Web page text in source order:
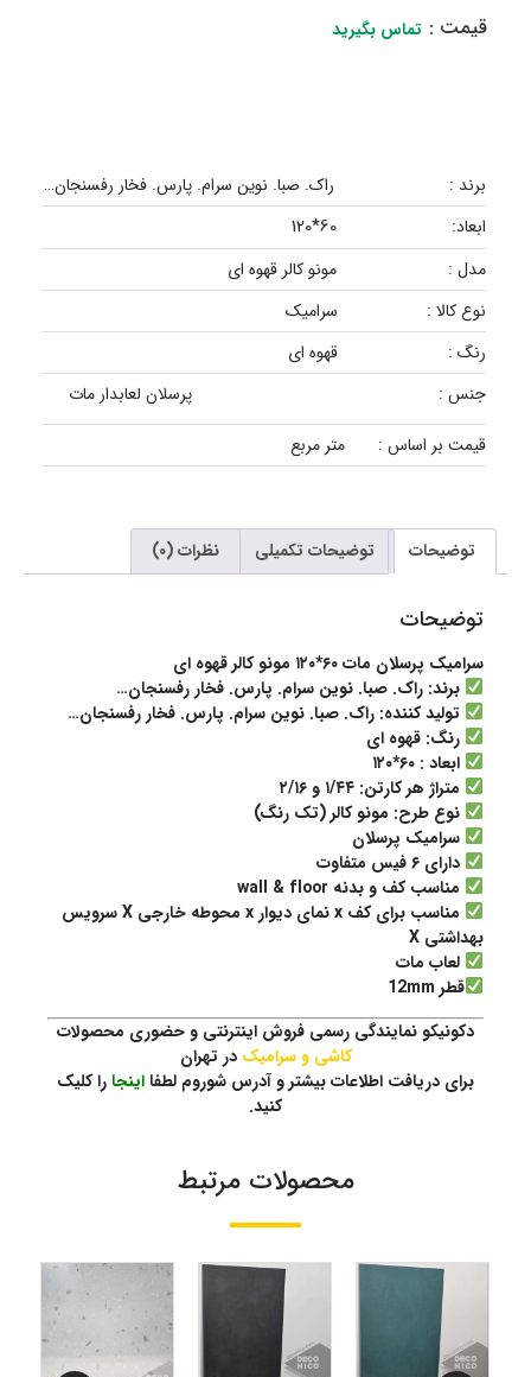
قیمت : تماس بگیرید
برند :
راک. صبا. نوین سرام. پارس. فخار رفسنجان…
ابعاد:
60*120
مدل :
مونو کالر قهوه ای
نوع کالا :
سرامیک
رنگ :
قهوه ای
جنس :
پرسلان لعابدار مات
قیمت بر اساس :
متر مربع
توضیحات توضیحات تکمیلی نظرات (0)
توضیحات
سرامیک پرسلان مات ۶۰*۱۲۰ مونو کالر قهوه ای
برند: راک. صبا. نوین سرام. پارس. فخار رفسنجان…
تولید کننده: راک. صبا. نوین سرام. پارس. فخار رفسنجان…
رنگ: قهوه ای
ابعاد : ۶۰*۱۲۰
متراژ هر کارتن: ۱/۴۴ و ۲/۱۶
نوع طرح: مونو کالر (تک رنگ)
سرامیک پرسلان
دارای ۶ فیس متفاوت
مناسب کف و بدنه wall & floor
مناسب برای کف x نمای دیوار x محوطه خارجی X سرویس
بهداشتی X
لعاب مات
قطر 12mm
دکونیکو نمایندگی رسمی فروش اینترنتی و حضوری محصولات
کاشی و سرامیکدر تهران
برای دریافت اطلاعات بیشتر و آدرس شوروم لطفا اینجارا کلیک
کنید.
محصولات مرتبط